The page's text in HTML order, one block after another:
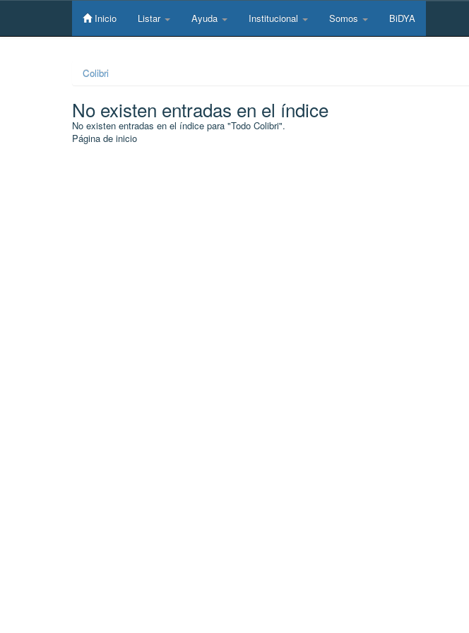
Skip
Inicio Listar Ayuda Institucional Somos BiDYA
Colibri
No existen entradas en el índice
No existen entradas en el índice para "Todo Colibri".
Página de inicio